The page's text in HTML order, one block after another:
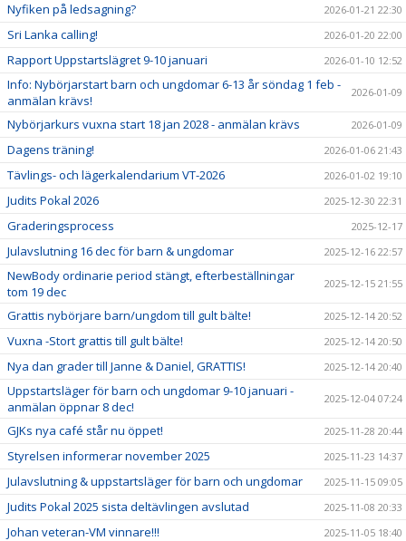
Nyfiken på ledsagning? 2026-01-21 22:30
Sri Lanka calling! 2026-01-20 22:00
Rapport Uppstartslägret 9-10 januari 2026-01-10 12:52
Info: Nybörjarstart barn och ungdomar 6-13 år söndag 1 feb -
anmälan krävs!
2026-01-09
Nybörjarkurs vuxna start 18 jan 2028 - anmälan krävs 2026-01-09
Dagens träning! 2026-01-06 21:43
Tävlings- och lägerkalendarium VT-2026 2026-01-02 19:10
Judits Pokal 2026 2025-12-30 22:31
Graderingsprocess 2025-12-17
Julavslutning 16 dec för barn & ungdomar 2025-12-16 22:57
NewBody ordinarie period stängt, efterbeställningar
tom 19 dec
2025-12-15 21:55
Grattis nybörjare barn/ungdom till gult bälte! 2025-12-14 20:52
Vuxna -Stort grattis till gult bälte! 2025-12-14 20:50
Nya dan grader till Janne & Daniel, GRATTIS! 2025-12-14 20:40
Uppstartsläger för barn och ungdomar 9-10 januari -
anmälan öppnar 8 dec!
2025-12-04 07:24
GJKs nya café står nu öppet! 2025-11-28 20:44
Styrelsen informerar november 2025 2025-11-23 14:37
Julavslutning & uppstartsläger för barn och ungdomar 2025-11-15 09:05
Judits Pokal 2025 sista deltävlingen avslutad 2025-11-08 20:33
Johan veteran-VM vinnare!!! 2025-11-05 18:40